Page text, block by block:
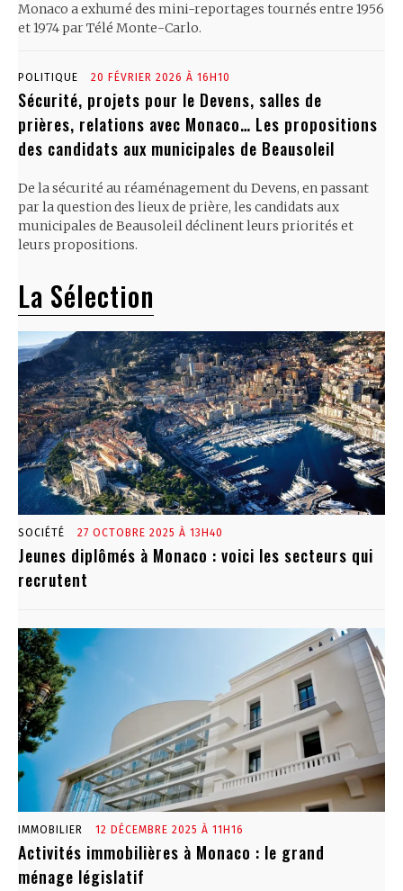
Monaco a exhumé des mini-reportages tournés entre 1956
et 1974 par Télé Monte-Carlo.
POLITIQUE 20 FÉVRIER 2026 À 16H10
Sécurité, projets pour le Devens, salles de
prières, relations avec Monaco… Les propositions
des candidats aux municipales de Beausoleil
De la sécurité au réaménagement du Devens, en passant
par la question des lieux de prière, les candidats aux
municipales de Beausoleil déclinent leurs priorités et
leurs propositions.
La Sélection
SOCIÉTÉ 27 OCTOBRE 2025 À 13H40
Jeunes diplômés à Monaco : voici les secteurs qui
recrutent
IMMOBILIER 12 DÉCEMBRE 2025 À 11H16
Activités immobilières à Monaco : le grand
ménage législatif